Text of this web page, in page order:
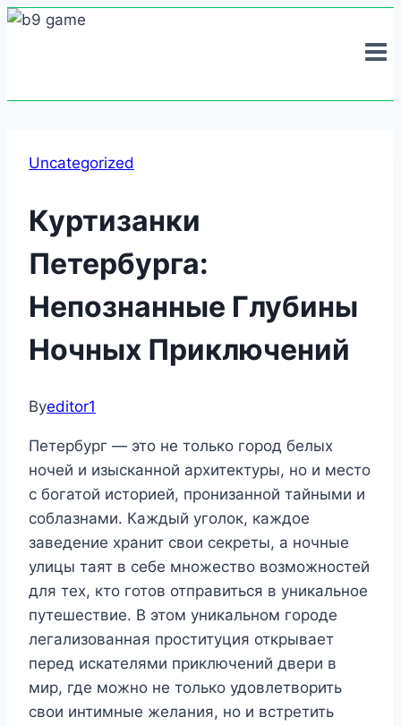
Skip
Uncategorized
Куртизанки
Петербурга:
Непознанные Глубины
Ночных Приключений
Byeditor1
Петербург — это не только город белых
ночей и изысканной архитектуры, но и место
с богатой историей, пронизанной тайными и
соблазнами. Каждый уголок, каждое
заведение хранит свои секреты, а ночные
улицы таят в себе множество возможностей
для тех, кто готов отправиться в уникальное
путешествие. В этом уникальном городе
легализованная проституция открывает
перед искателями приключений двери в
мир, где можно не только удовлетворить
свои интимные желания, но и встретить